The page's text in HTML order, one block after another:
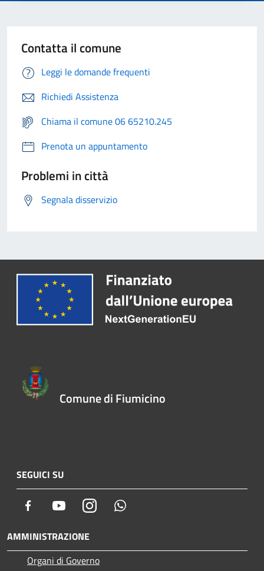
Contatta il comune
Leggi le domande frequenti
Richiedi Assistenza
Chiama il comune 06 65210.245
Prenota un appuntamento
Problemi in città
Segnala disservizio
Comune di Fiumicino
SEGUICI SU
Facebook YoutubeInstagram
AMMINISTRAZIONE
Organi di Governo